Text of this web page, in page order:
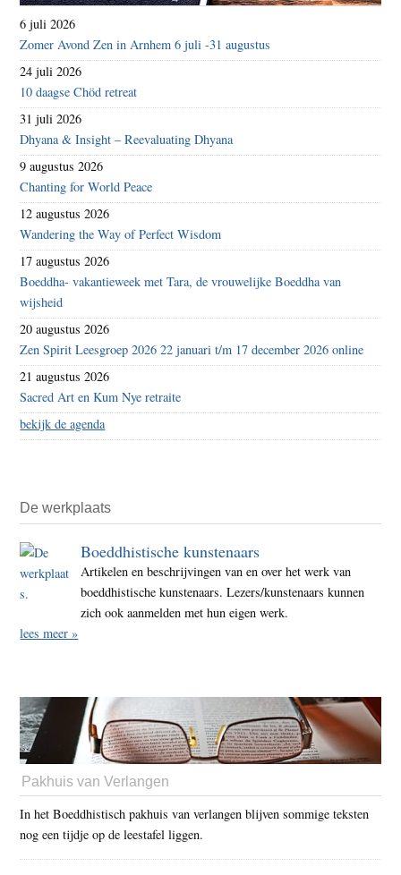
6 juli 2026
Zomer Avond Zen in Arnhem 6 juli -31 augustus
24 juli 2026
10 daagse Chöd retreat
31 juli 2026
Dhyana & Insight – Reevaluating Dhyana
9 augustus 2026
Chanting for World Peace
12 augustus 2026
Wandering the Way of Perfect Wisdom
17 augustus 2026
Boeddha- vakantieweek met Tara, de vrouwelijke Boeddha van
wijsheid
20 augustus 2026
Zen Spirit Leesgroep 2026 22 januari t/m 17 december 2026 online
21 augustus 2026
Sacred Art en Kum Nye retraite
bekijk de agenda
De werkplaats
Boeddhistische kunstenaars
Artikelen en beschrijvingen van en over het werk van
boeddhistische kunstenaars. Lezers/kunstenaars kunnen
zich ook aanmelden met hun eigen werk.
lees meer »
Pakhuis van Verlangen
In het Boeddhistisch pakhuis van verlangen blijven sommige teksten
nog een tijdje op de leestafel liggen.